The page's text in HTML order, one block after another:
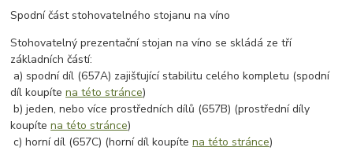
Spodní část stohovatelného stojanu na víno
Stohovatelný prezentační stojan na víno se skládá ze tří
základních částí:
a) spodní díl (657A) zajišťující stabilitu celého kompletu (spodní
díl koupítena této stránce)
b) jeden, nebo více prostředních dílů (657B) (prostřední díly
koupítena této stránce)
c) horní díl (657C) (horní díl koupítena této stránce)